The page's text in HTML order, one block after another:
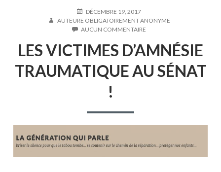
PUBLIÉ
LE
DÉCEMBRE 19, 2017
AUTEURE OBLIGATOIREMENT ANONYME
AUCUN COMMENTAIRE
VICTIMES
D’AMNÉSIE
TRAUMATIQUE
AU
LES VICTIMES D’AMNÉSIE
TRAUMATIQUE AU SÉNAT
!